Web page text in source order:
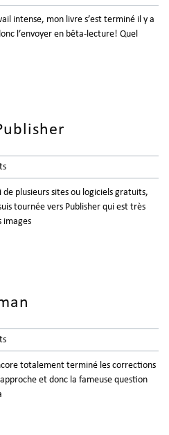
intense, mon livre s’est terminé il y a
l’envoyer en bêta-lecture! Quel
de plusieurs sites ou logiciels gratuits,
tournée vers Publisher qui est très
images
totalement terminé les corrections
et donc la fameuse question